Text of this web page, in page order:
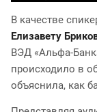
В качестве
Елизавету
ВЭД «Альфа-
происходило в
объяснила, как